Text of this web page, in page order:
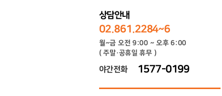
상담안내
02.861.2284~6
월~금 오전 9:00 ~ 오후 6:00
( 주말·공휴일 휴무 )
야간전화 1577-0199